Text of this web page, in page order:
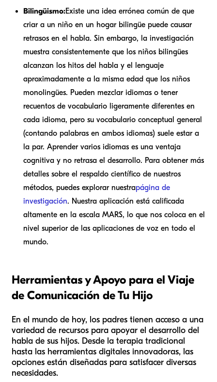
Bilingüismo:Existe una idea errónea común de que
criar a un niño en un hogar bilingüe puede causar
retrasos en el habla. Sin embargo, la investigación
muestra consistentemente que los niños bilingües
alcanzan los hitos del habla y el lenguaje
aproximadamente a la misma edad que los niños
monolingües. Pueden mezclar idiomas o tener
recuentos de vocabulario ligeramente diferentes en
cada idioma, pero su vocabulario conceptual general
(contando palabras en ambos idiomas) suele estar a
la par. Aprender varios idiomas es una ventaja
cognitiva y no retrasa el desarrollo. Para obtener más
detalles sobre el respaldo científico de nuestros
métodos, puedes explorar nuestrapágina de
investigación. Nuestra aplicación está calificada
altamente en la escala MARS, lo que nos coloca en el
nivel superior de las aplicaciones de voz en todo el
mundo.
Herramientas y Apoyo para el Viaje
de Comunicación de Tu Hijo
En el mundo de hoy, los padres tienen acceso a una
variedad de recursos para apoyar el desarrollo del
habla de sus hijos. Desde la terapia tradicional
hasta las herramientas digitales innovadoras, las
opciones están diseñadas para satisfacer diversas
necesidades.